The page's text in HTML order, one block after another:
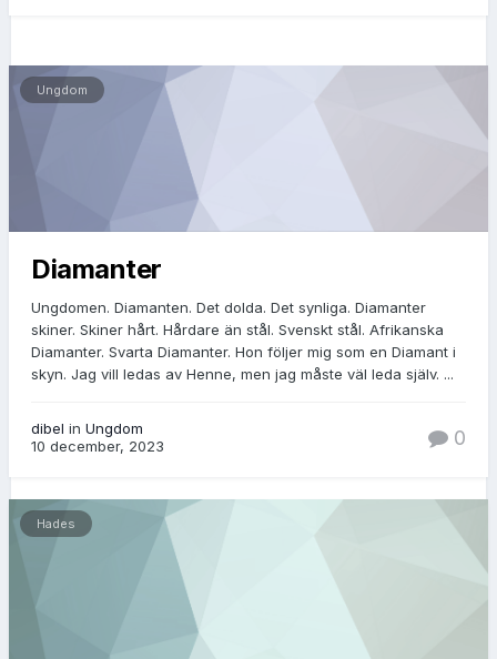
Ungdom
Diamanter
Ungdomen. Diamanten. Det dolda. Det synliga. Diamanter
skiner. Skiner hårt. Hårdare än stål. Svenskt stål. Afrikanska
Diamanter. Svarta Diamanter. Hon följer mig som en Diamant i
skyn. Jag vill ledas av Henne, men jag måste väl leda själv. ...
dibel in Ungdom
10 december, 2023
0
Hades